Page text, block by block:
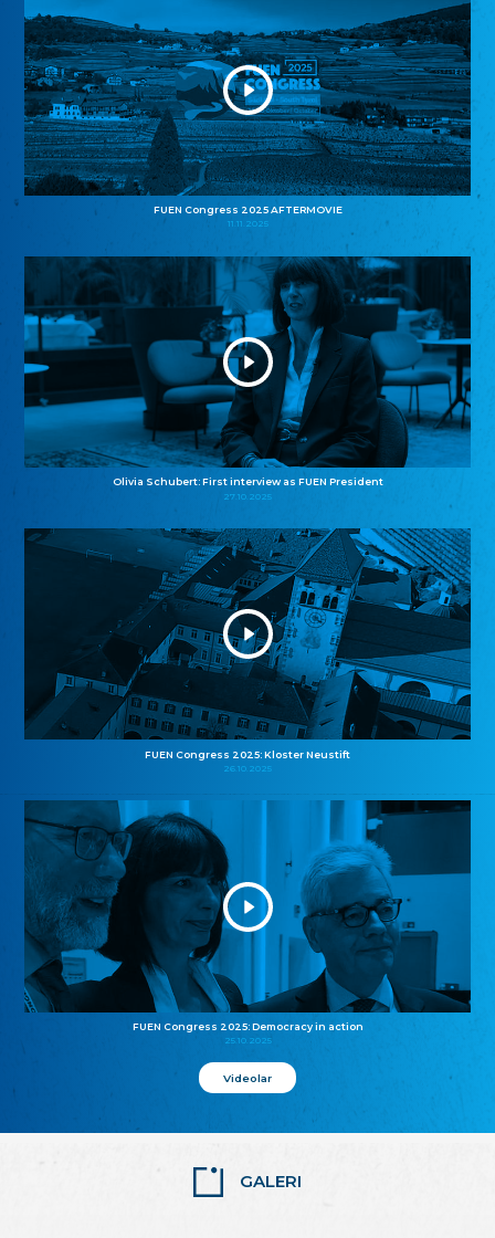
FUEN Congress 2025 AFTERMOVIE
11.11.2025
Olivia Schubert: First interview as FUEN President
27.10.2025
FUEN Congress 2025: Kloster Neustift
26.10.2025
FUEN Congress 2025: Democracy in action
25.10.2025
Videolar
GALERI